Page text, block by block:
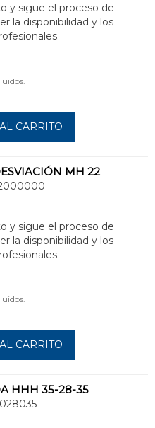
y sigue el proceso de
la disponibilidad y los
CARRITO
MH 22
y sigue el proceso de
la disponibilidad y los
CARRITO
HHH 35-28-35